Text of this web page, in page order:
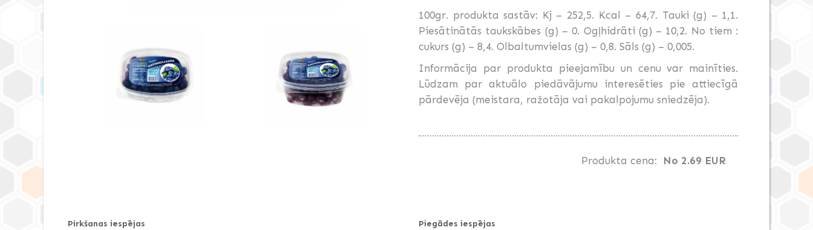
100gr. produkta sastāv: Kj – 252,5. Kcal – 64,7. Tauki (g) – 1,1.
Piesātinātās taukskābes (g) – 0. Ogļhidrāti (g) – 10,2. No tiem :
cukurs (g) – 8,4. Olbaltumvielas (g) – 0,8. Sāls (g) – 0,005.
Informācija par produkta pieejamību un cenu var mainīties.
Lūdzam par aktuālo piedāvājumu interesēties pie attiecīgā
pārdevēja (meistara, ražotāja vai pakalpojumu sniedzēja).
Produkta cena: No 2.69 EUR
Pirkšanas iespējas Piegādes iespējas